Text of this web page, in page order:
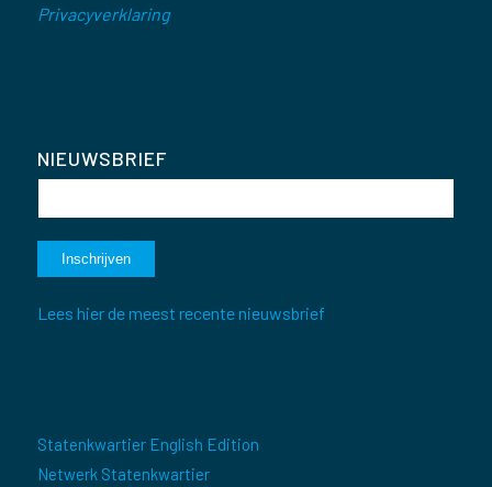
Privacyverklaring
NIEUWSBRIEF
Lees hier de meest recente nieuwsbrief
Statenkwartier English Edition
Netwerk Statenkwartier